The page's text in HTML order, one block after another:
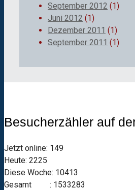
September 2012 (1)
Juni 2012 (1)
Dezember 2011 (1)
September 2011 (1)
Besucherzähler auf
Jetzt online: 149
Heute: 2225
Diese Woche: 10413
Gesamt : 1533283